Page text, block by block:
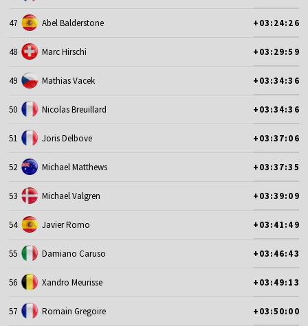
47 Abel Balderstone +03:24:26
48 Marc Hirschi +03:29:59
49 Mathias Vacek +03:34:36
50 Nicolas Breuillard +03:34:36
51 Joris Delbove +03:37:06
52 Michael Matthews +03:37:35
53 Michael Valgren +03:39:09
54 Javier Romo +03:41:49
55 Damiano Caruso +03:46:43
56 Xandro Meurisse +03:49:13
57 Romain Gregoire +03:50:00